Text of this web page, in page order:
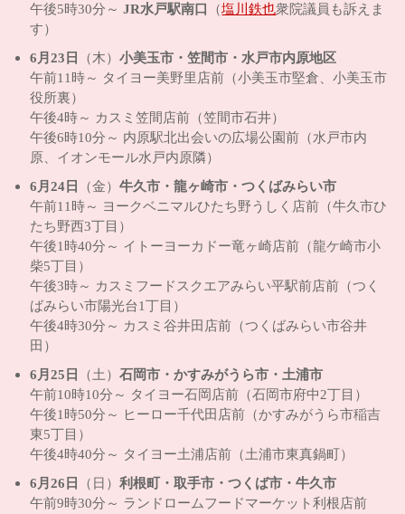
午後5時30分～JR水戸駅南口 （塩川鉄也衆院議員も訴えま
す）
6月23日
（木）小美玉市・笠間市・水戸市内原地区
午前11時～ タイヨー美野里店前（小美玉市堅倉、小美玉市
役所裏）
午後4時～ カスミ笠間店前（笠間市石井）
午後6時10分～ 内原駅北出会いの広場公園前（水戸市内
原、イオンモール水戸内原隣）
6月24日
（金）牛久市・龍ヶ崎市・つくばみらい市
午前11時～ ヨークベニマルひたち野うしく店前（牛久市ひ
たち野西3丁目）
午後1時40分～ イトーヨーカドー竜ヶ崎店前（龍ケ崎市小
柴5丁目）
午後3時～ カスミフードスクエアみらい平駅前店前（つく
ばみらい市陽光台1丁目）
午後4時30分～ カスミ谷井田店前（つくばみらい市谷井
田）
6月25日
（土）石岡市・かすみがうら市・土浦市
午前10時10分～ タイヨー石岡店前（石岡市府中2丁目）
午後1時50分～ ヒーロー千代田店前（かすみがうら市稲吉
東5丁目）
午後4時40分～ タイヨー土浦店前（土浦市東真鍋町）
6月26日
（日）利根町・取手市・つくば市・牛久市
午前9時30分～ ランドロームフードマーケット利根店前